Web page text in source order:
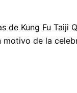
Kung Fu Taiji
de la